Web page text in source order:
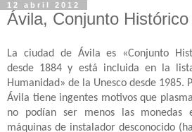
12 abril 2012
Ávila, Conjunto
La ciudad de Ávila es «Conjunto
desde 1884 y está incluida en la
Humanidad» de la Unesco desde 1985.
Ávila tiene ingentes motivos que
no podían ser menos las monedas
máquinas de instalador desconocido